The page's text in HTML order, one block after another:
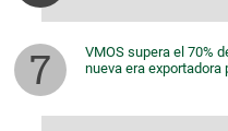
VMOS supera el 70%
nueva era exportadora